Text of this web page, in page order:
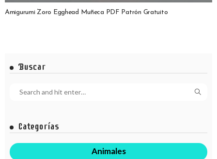
Amigurumi Zoro Egghead Muñeca PDF Patrón Gratuito
Buscar
Categorías
Animales